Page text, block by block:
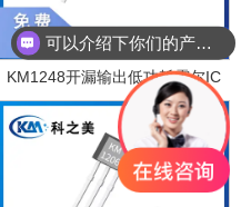
KM1248开漏输出低功耗霍尔IC
可以介绍下你们的产品么？